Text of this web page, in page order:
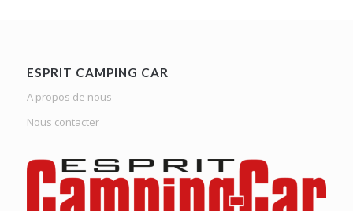
ESPRIT CAMPING CAR
A propos de nous
Nous contacter